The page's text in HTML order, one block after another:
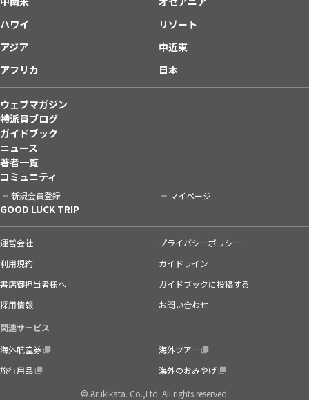
ハワイ
リゾート
アジア
中近東
アフリカ
日本
ウェブマガジン
特派員ブログ
ガイドブック
ニュース
著者一覧
コミュニティ
新規会員登録 マイページ
GOOD LUCK TRIP
運営会社
プライバシーポリシー
利用規約
ガイドライン
書店御担当者様へ
ガイドブックに投稿する
採用情報
お問い合わせ
関連サービス
海外航空券
海外ツアー
旅行用品
海外のおみやげ
© Arukikata. Co.,Ltd. All rights reserved.